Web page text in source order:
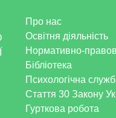
Про нас
Освітня діяльність
Нормативно-
Бібліотека
Психологічна
Стаття 30 Закону
Гурткова робота